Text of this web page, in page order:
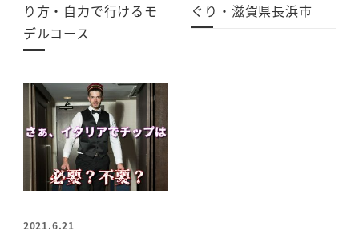
り方・自力で行けるモ
デルコース
ぐり・滋賀県長浜市
2021.6.21